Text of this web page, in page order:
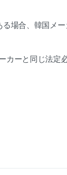
場合、韓国メ
カーと同じ法定